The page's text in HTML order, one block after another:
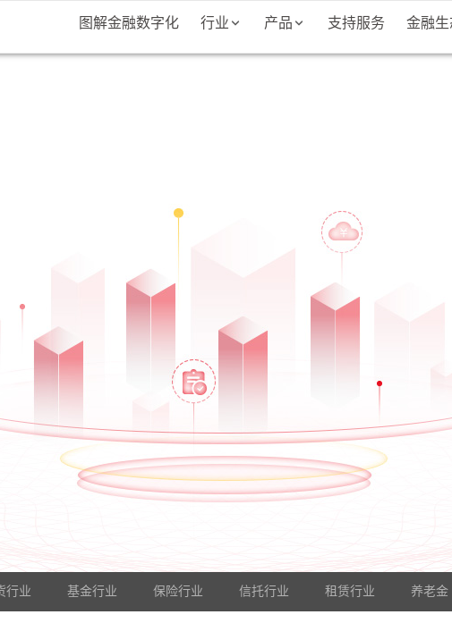
图解金融数字化 行业 产品 支持服务 金融生
行业 基金行业 保险行业 信托行业 租赁行业 养老金